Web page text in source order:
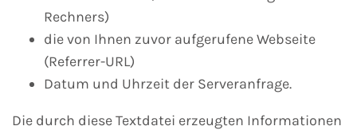
Rechners)
die von Ihnen zuvor aufgerufene Webseite
(Referrer-URL)
Datum und Uhrzeit der Serveranfrage.
Die durch diese Textdatei erzeugten Informationen